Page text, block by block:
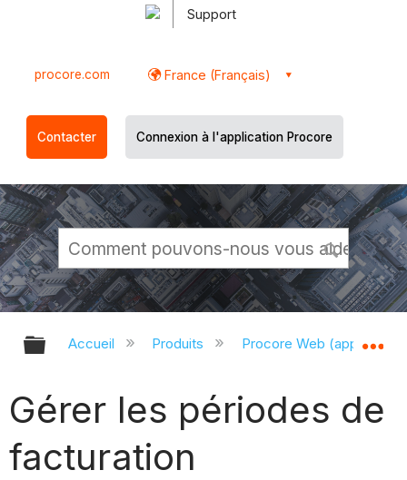
Support
procore.com France (Français)
Contacter Connexion à l'application Procore
Développer/réduire la hiérarchie
Accueil Produits Procore Web
Gérer les périodes de
facturation